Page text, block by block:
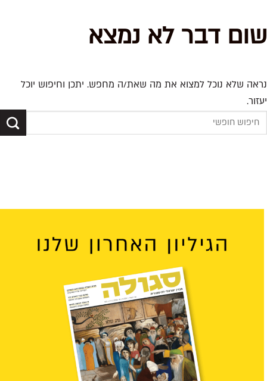
שום דבר לא נמצא
נראה שלא נוכל למצוא את מה שאת/ה מחפש. יתכן וחיפוש יוכל
יעזור.